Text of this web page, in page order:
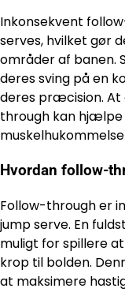
Inkonsekvent
serves, hvilket gør
områder af banen.
deres sving på en
deres præcision. At
through kan hjælpe
Hvordan follow-
Follow-through er
jump serve. En
muligt for spillere
krop til bolden.
at maksimere